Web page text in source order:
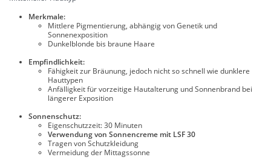
Merkmale:
Mittlere Pigmentierung, abhängig von Genetik und
Sonnenexposition
Dunkelblonde bis braune Haare
Empfindlichkeit:
Fähigkeit zur Bräunung, jedoch nicht so schnell wie dunklere
Hauttypen
Anfälligkeit für vorzeitige Hautalterung und Sonnenbrand bei
längerer Exposition
Sonnenschutz:
Eigenschutzzeit: 30 Minuten
Verwendung von Sonnencreme mit LSF 30
Tragen von Schutzkleidung
Vermeidung der Mittagssonne